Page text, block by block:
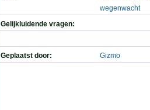
wegenwacht
Gelijkluidende vragen:
Geplaatst door: Gizmo